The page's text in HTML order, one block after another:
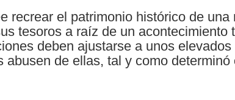
recrear el patrimonio histórico de una
tesoros a raíz de un acontecimiento
deben ajustarse a unos
abusen de ellas, tal y como determinó